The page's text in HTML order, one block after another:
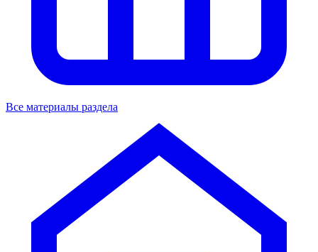
Все материалы раздела